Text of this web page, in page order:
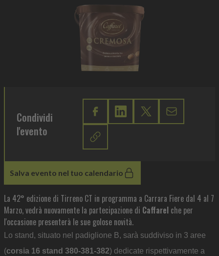
Condividi
l'evento
Salva evento nel tuo calendario
La 42° edizione di Tirreno CT in programma a Carrara Fiere dal 4 al 7
Marzo, vedrà nuovamente la partecipazione di Caffarel che per
l'occasione presenterà le sue golose novità.
Lo stand, situato nel padiglione B, sarà suddiviso in 3 aree
(corsia 16 stand 380-381-382) dedicate rispettivamente a